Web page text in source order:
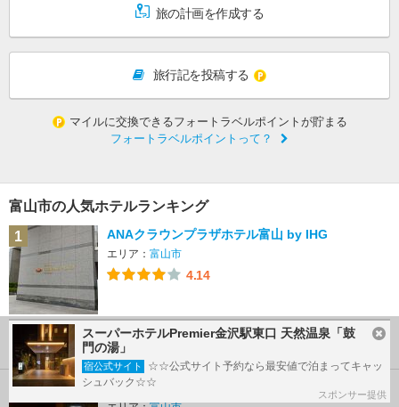
旅の計画を作成する
旅行記を投稿する
マイルに交換できるフォートラベルポイントが貯まる
フォートラベルポイントって？
富山市の人気ホテルランキング
1
ANAクラウンプラザホテル富山 by IHG
エリア： 富山市
4.14
最安 10,880円～ 詳細
2 天然温泉 剱の湯 ドーミーイン富山
スーパーホテルPremier金沢駅東口 天然温泉「鼓
門の湯」
宿公式サイト
☆☆公式サイト予約なら最安値で泊まってキャッ
シュバック☆☆
スポンサー提供